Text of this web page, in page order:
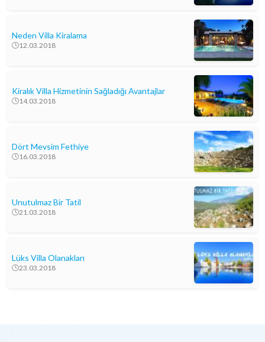
Neden Villa Kiralama
12.03.2018
Kiralık Villa Hizmetinin Sağladığı Avantajlar
14.03.2018
Dört Mevsim Fethiye
16.03.2018
Unutulmaz Bir Tatil
21.03.2018
Lüks Villa Olanakları
23.03.2018